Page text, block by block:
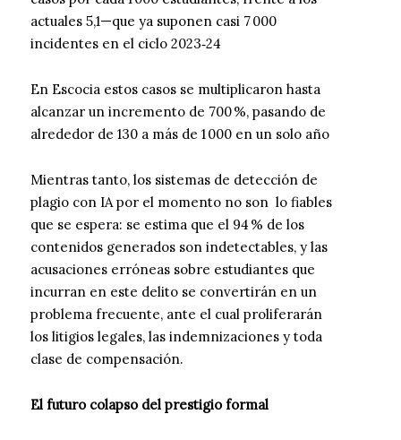
actuales 5,1—que ya suponen casi 7 000
incidentes en el ciclo 2023‑24
En Escocia estos casos se multiplicaron hasta
alcanzar un incremento de 700 %, pasando de
alrededor de 130 a más de 1 000 en un solo año
Mientras tanto, los sistemas de detección de
plagio con IA por el momento no son lo fiables
que se espera: se estima que el 94 % de los
contenidos generados son indetectables, y las
acusaciones erróneas sobre estudiantes que
incurran en este delito se convertirán en un
problema frecuente, ante el cual proliferarán
los litigios legales, las indemnizaciones y toda
clase de compensación.
El futuro colapso del prestigio formal